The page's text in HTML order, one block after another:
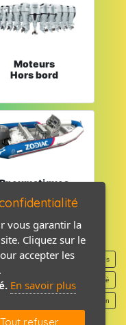
Moteurs
Hors bord
Pneumatiques
Mentions légales
Politique de confidentialité
Contact / Plan
vous garantir la
Cliquez sur le
accepter les
En savoir plus
Tout refuser